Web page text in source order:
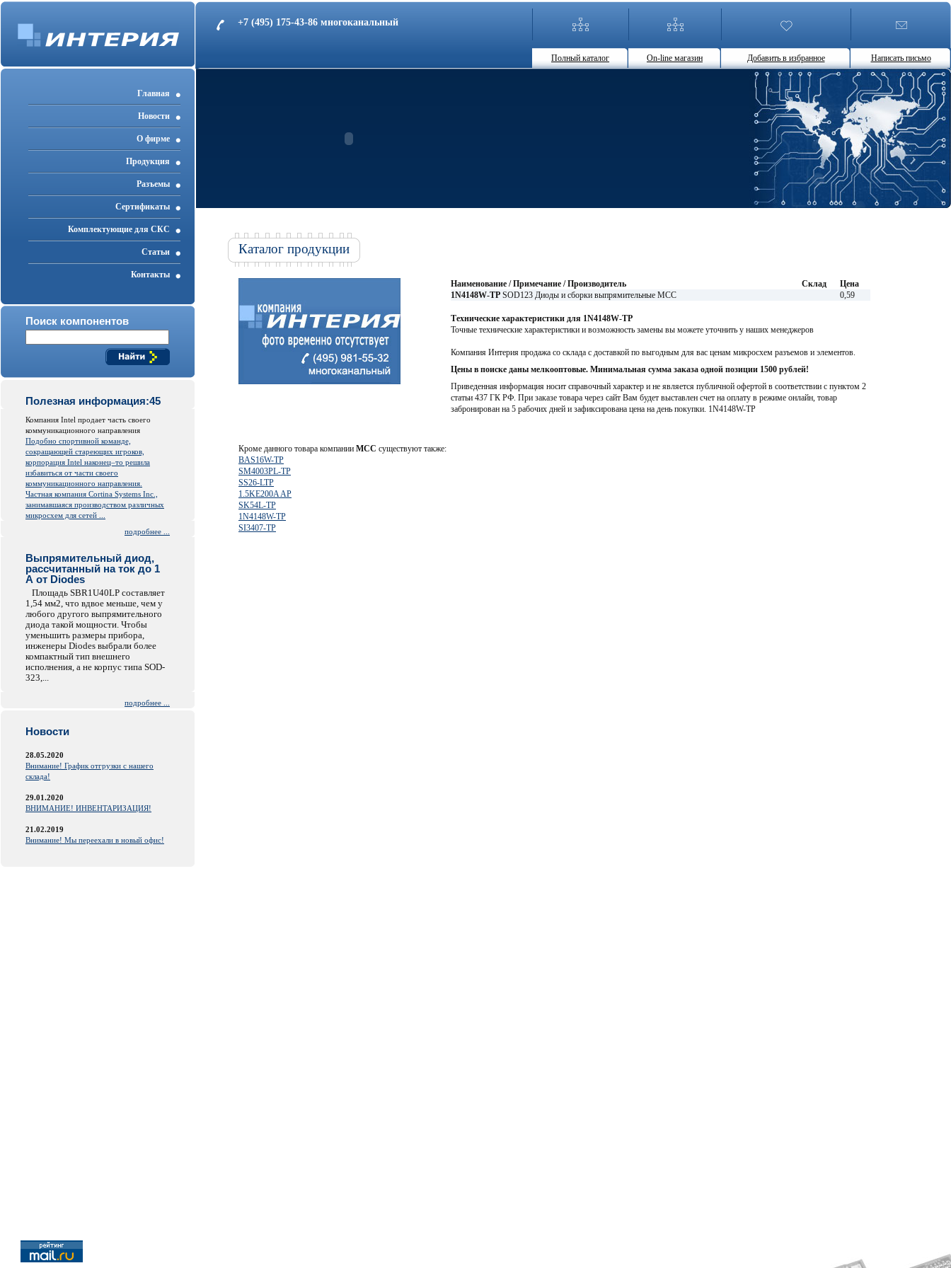
+7 (495) 175-43-86 многоканальный
Полный каталог On-line магазин Добавить в избранное Написать письмо
Главная
Новости
О фирме
Продукция
Разъемы
Cертификаты
Комплектующие для СКС
Статьи
Контакты
Поиск компонентов
Полезная информация:45
Компания Intel продает часть своего
коммуникационного направления
Подобно спортивной команде,
сокращающей стареющих игроков,
корпорация Intel наконец–то решила
избавиться от части своего
коммуникационного направления.
Частная компания Cortina Systems Inc.,
занимавшаяся производством различных
микросхем для сетей ...
подробнее ...
Выпрямительный диод,
рассчитанный на ток до 1
А от Diodes
Площадь SBR1U40LP составляет
1,54 мм2, что вдвое меньше, чем у
любого другого выпрямительного
диода такой мощности. Чтобы
уменьшить размеры прибора,
инженеры Diodes выбрали более
компактный тип внешнего
исполнения, а не корпус типа SOD-
323,...
подробнее ...
Новости
28.05.2020
Внимание! График отгрузки с нашего
склада!
29.01.2020
ВНИМАНИЕ! ИНВЕНТАРИЗАЦИЯ!
21.02.2019
Внимание! Мы переехали в новый офис!
Каталог продукции
Наименование / Примечание / Производитель Склад
Цена
1N4148W-TP SOD123 Диоды и сборки выпрямительные MCC 0,59
Технические характеристики для 1N4148W-TP
Точные технические характеристики и возможность замены вы можете уточнить у наших менеджеров
Компания Интерия продажа со склада с доставкой по выгодным для вас ценам микросхем разъемов и элементов.
Цены в поиске даны мелкооптовые. Минимальная сумма заказа одной позиции 1500 рублей!
Приведенная информация носит справочный характер и не является публичной офертой в соответствии с пунктом 2
статьи 437 ГК РФ. При заказе товара через сайт Вам будет выставлен счет на оплату в режиме онлайн, товар
забронирован на 5 рабочих дней и зафиксирована цена на день покупки. 1N4148W-TP
Кроме данного товара компании MCC существуют также:
BAS16W-TP
SM4003PL-TP
SS26-LTP
1.5KE200A AP
SK54L-TP
1N4148W-TP
SI3407-TP